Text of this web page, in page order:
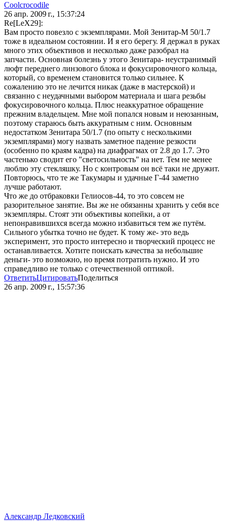
Coolcrocodile
26 апр. 2009 г., 15:37:24
Re[LeX29]:
Вам просто повезло с экземплярами. Мой Зенитар-М 50/1.7
тоже в идеальном состоянии. И я его берегу. Я держал в руках
много этих объективов и несколько даже разобрал на
запчасти. Основная болезнь у этого Зенитара- неустранимый
люфт переднего линзового блока и фокусировочного кольца,
который, со временем становится только сильнее. К
сожалению это не лечится никак (даже в мастерской) и
связанно с неудачными выбором материала и шага резьбы
фокусировочного кольца. Плюс неаккуратное обращение
прежним владельцем. Мне мой попался новым и неюзанным,
поэтому стараюсь быть аккуратным с ним. Основным
недостатком Зенитара 50/1.7 (по опыту с несколькими
экземплярами) могу назвать заметное падение резкости
(особенно по краям кадра) на диафрагмах от 2.8 до 1.7. Это
частенько сводит его "светосильность" на нет. Тем не менее
люблю эту стекляшку. Но с контровым он всё таки не дружит.
Повторюсь, что те же Такумары и удачные Г-44 заметно
лучше работают.
Что же до отбраковки Гелиосов-44, то это совсем не
разорительное занятие. Вы же не обязанны хранить у себя все
экземпляры. Стоят эти объективы копейки, а от
непонравившихся всегда можно избавиться тем же путём.
Сильного убытка точно не будет. К тому же- это ведь
эксперимент, это просто интересно и творческий процесс не
останавливается. Хотите поискать качества за небольшие
деньги- это возможно, но время потратить нужно. И это
справедливо не только с отечественной оптикой.
ОтветитьЦитироватьПоделиться
26 апр. 2009 г., 15:57:36
Александр Ледковский